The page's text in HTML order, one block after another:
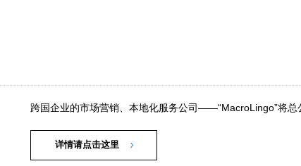
跨国企业的市场营销、本地化服务公司——“MacroLingo”将总
详情请点击这里